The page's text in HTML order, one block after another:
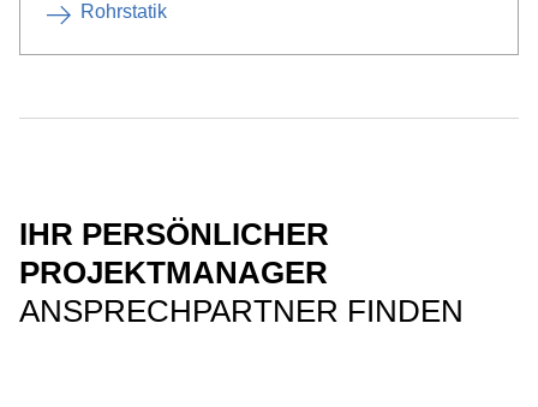
Rohrstatik
IHR PERSÖNLICHER
PROJEKTMANAGER
ANSPRECHPARTNER FINDEN